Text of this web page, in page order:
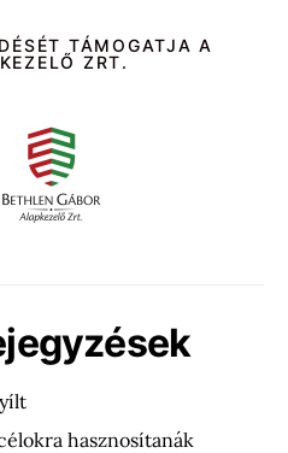
TÁMOGATJA A
ZRT.
hasznosítanák